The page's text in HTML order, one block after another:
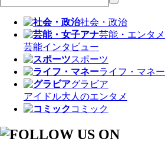
社会・政治
芸能・エンタメ
芸能インタビュー
スポーツ
ライフ・マネー
グラビア
アイドル大人のエンタメ
コミック